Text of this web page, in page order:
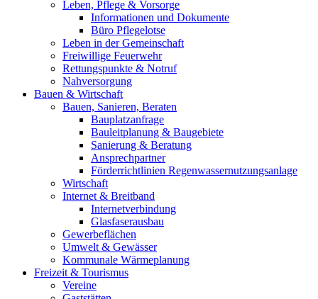
Leben, Pflege & Vorsorge
Informationen und Dokumente
Büro Pflegelotse
Leben in der Gemeinschaft
Freiwillige Feuerwehr
Rettungspunkte & Notruf
Nahversorgung
Bauen & Wirtschaft
Bauen, Sanieren, Beraten
Bauplatzanfrage
Bauleitplanung & Baugebiete
Sanierung & Beratung
Ansprechpartner
Förderrichtlinien Regenwassernutzungsanlage
Wirtschaft
Internet & Breitband
Internetverbindung
Glasfaserausbau
Gewerbeflächen
Umwelt & Gewässer
Kommunale Wärmeplanung
Freizeit & Tourismus
Vereine